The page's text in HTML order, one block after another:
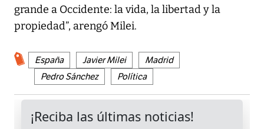
grande a Occidente: la vida, la libertad y la
propiedad”, arengó Milei.
España Javier Milei
Madrid
Pedro Sánchez
Política